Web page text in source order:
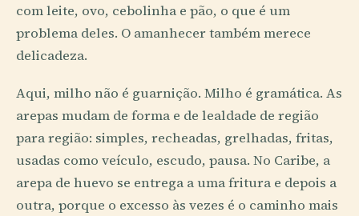
com leite, ovo, cebolinha e pão, o que é um
problema deles. O amanhecer também merece
delicadeza.
Aqui, milho não é guarnição. Milho é gramática. As
arepas mudam de forma e de lealdade de região
para região: simples, recheadas, grelhadas, fritas,
usadas como veículo, escudo, pausa. No Caribe, a
arepa de huevo se entrega a uma fritura e depois a
outra, porque o excesso às vezes é o caminho mais